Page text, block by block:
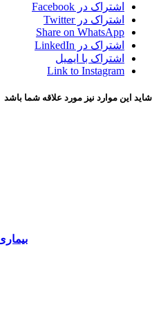
اشتراک در Facebook
اشتراک در Twitter
Share on WhatsApp
اشتراک در LinkedIn
اشتراک با ایمیل
Link to Instagram
شاید این موارد نیز مورد علاقه شما باشد